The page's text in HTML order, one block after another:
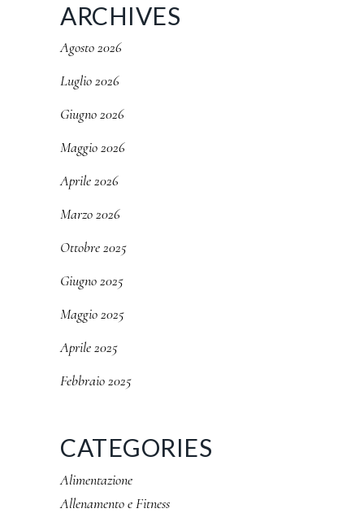
ARCHIVES
Agosto 2026
Luglio 2026
Giugno 2026
Maggio 2026
Aprile 2026
Marzo 2026
Ottobre 2025
Giugno 2025
Maggio 2025
Aprile 2025
Febbraio 2025
CATEGORIES
Alimentazione
Allenamento e Fitness